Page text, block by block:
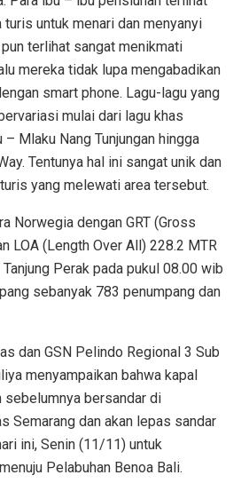
untuk menari dan menyanyi
terlihat sangat menikmati
mereka tidak lupa mengabadikan
smart phone. Lagu-lagu yang
mulai dari lagu khas
Mlaku Nang Tunjungan hingga
Tentunya hal ini sangat unik dan
yang melewati area tersebut.
Norwegia dengan GRT (Gross
LOA (Length Over All) 228.2 MTR
Perak pada pukul 08.00 wib
sebanyak 783 penumpang dan
dan GSN Pelindo Regional 3 Sub
menyampaikan bahwa kapal
sebelumnya bersandar di
Semarang dan akan lepas sandar
ini, Senin (11/11) untuk
Pelabuhan Benoa Bali.